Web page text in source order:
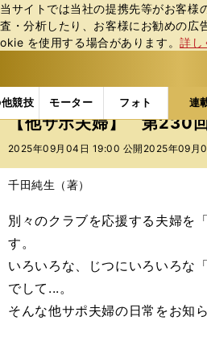
当サイトでは当社の提携先等がお客様
査・分析したり、お客様にお勧めの広
okie を使⽤する場合があります。詳し
競技 モーター フォト 連
b
ス
ポ
ル
ィ
バ
連載コラム スポマン！
【他サポ夫婦】 第230
2025年09月04日 19:00 公開 2025年09月
千田純生（著）
別々のクラブを応援する夫婦を
す。
いろいろな、じつにいろいろな
でして...。
そんな他サポ夫婦の日常をお知